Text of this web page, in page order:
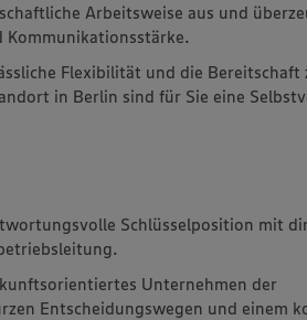
Arbeitsweise aus und
Kommunikationsstärke.
Flexibilität und die Bereitschaft
in Berlin sind für Sie eine
Schlüsselposition mit
Unternehmen der
Entscheidungswegen und einem